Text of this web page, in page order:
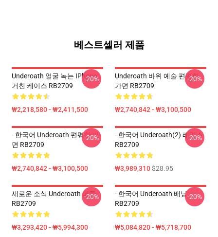
베스트셀러 제품
Underoath 얼굴 녹는 IPhone
거친 케이스 RB2709
₩2,218,580 - ₩2,411,500
-20%
Underoath 바위 예술 편평한
가면 RB2709
₩2,740,842 - ₩3,100,500
-20%
- 한국어 Underoath 편평한 가
면 RB2709
₩2,740,842 - ₩3,100,500
-20%
- 한국어 Underoath(2) 레깅스
RB2709
₩3,989,310$28.95
-20%
새로운 소식 Underoath 퍼즐
RB2709
₩3,293,420 - ₩5,994,300
-20%
- 한국어 Underoath 배낭
RB2709
₩5,084,820 - ₩5,718,700
-20%